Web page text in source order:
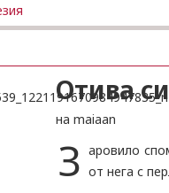
Отива
на maiaan
З аровило
от нега с